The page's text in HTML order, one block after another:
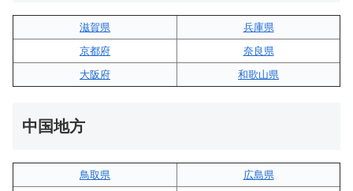
滋賀県
兵庫県
京都府
奈良県
大阪府
和歌山県
中国地方
鳥取県
広島県